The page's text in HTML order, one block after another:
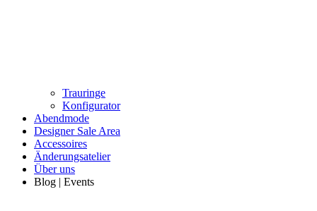
Trauringe
Konfigurator
Abendmode
Designer Sale Area
Accessoires
Änderungsatelier
Über uns
Blog | Events